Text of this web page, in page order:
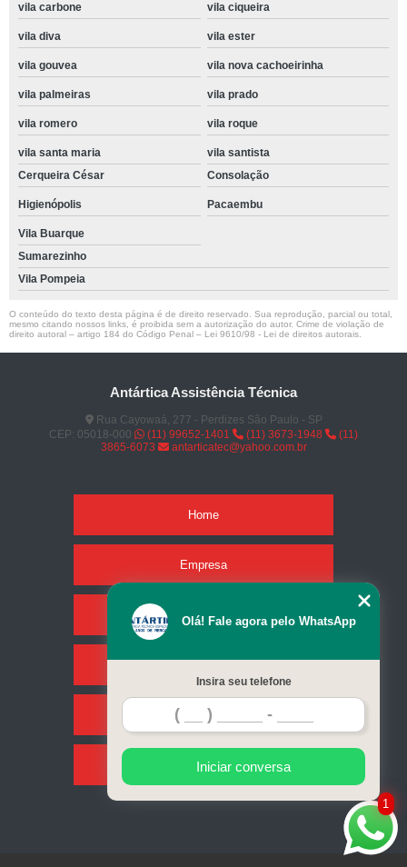
vila carbone vila ciqueira
vila diva vila ester
vila gouvea vila nova cachoeirinha
vila palmeiras vila prado
vila romero vila roque
vila santa maria
vila santista
Cerqueira César
Consolação
Higienópolis Pacaembu
Vila Buarque
Sumarezinho
Vila Pompeia
O conteúdo do texto desta página é de direito reservado. Sua reprodução, parcial ou total,
mesmo citando nossos links, é proibida sem a autorização do autor. Crime de violação de
direito autoral – artigo 184 do Código Penal – Lei 9610/98 - Lei de direitos autorais
Antártica Assistência Técnica
Rua Cayowaá, 277 - Perdizes São Paulo - SP
CEP: 05018-000
(11) 99652-1401 (11) 3673-1948
(11)
3865-6073
antarticatec@yahoo.com.br
Home
Empresa
Missão
Contato
Mapa do site
1
Olá! Fale agora pelo WhatsApp
Insira seu telefone
Iniciar conversa